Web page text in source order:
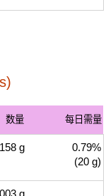
数量 每日需量
g
0.79%
(20 g)